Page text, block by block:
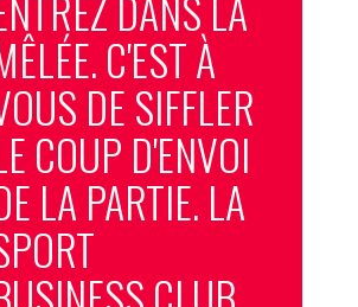
C'EST À
DE SIFFLER
COUP D'ENVOI
LA PARTIE. LA